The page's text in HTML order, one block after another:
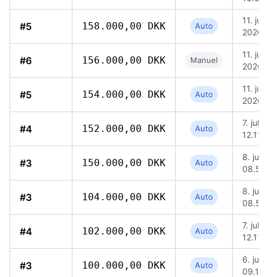
#5 158.000,00 DKK Auto
11. jul.
2026,
#6 156.000,00 DKK Manuel
11. jul.
2026,
#5 154.000,00 DKK Auto
11. jul.
2026,
#4 152.000,00 DKK Auto
7. jul.
12.11
#3 150.000,00 DKK Auto
8. jul.
08.51
#3 104.000,00 DKK Auto
8. jul.
08.51
#4 102.000,00 DKK Auto
7. jul.
12.11
#3 100.000,00 DKK Auto
6. jul.
09.16